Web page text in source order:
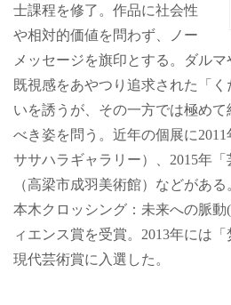
士課程を修了。作品に社会性
や相対的価値を問わず、ノー
メッセージを旗印とする。ダル
既視感をあやつり追求された「
いを誘うが、その一方では極め
べき姿を問う。近年の個展に2011
ササハラギャラリー）、2015年「
（高梁市成羽美術館）などがあ
本木クロッシング：未来への脈
ィエンス賞を受賞。2013年には
現代芸術賞に入選した。